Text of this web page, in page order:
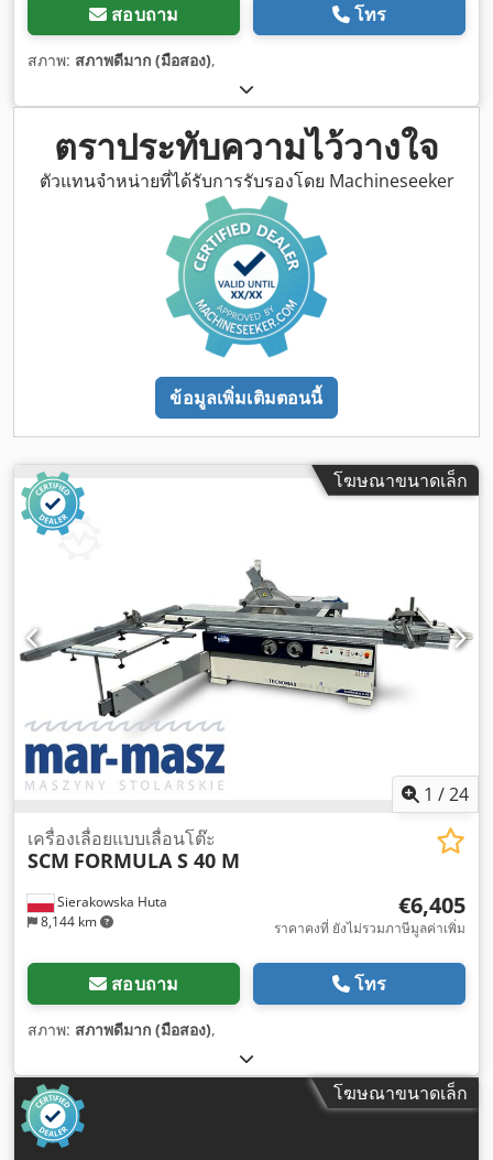
สอบถาม โทร
สภาพ: สภาพดีมาก (มือสอง),
ตราประทับความไว้วางใจ
ตัวแทนจำหน่ายที่ได้รับการรับรองโดย Machineseeker
ข้อมูลเพิ่มเติมตอนนี้
โฆษณาขนาดเล็ก
1 /24
Sierakowska Huta
8,144 km
เครื่องเลื่อยแบบเลื่อนโต๊ะ
SCM FORMULA S 40 M
€6,405
ราคาคงที่ ยังไม่รวมภาษีมูลค่าเพิ่ม
สอบถาม โทร
สภาพ: สภาพดีมาก (มือสอง),
โฆษณาขนาดเล็ก